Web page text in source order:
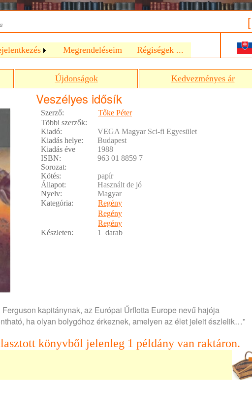
[
Megrendeléseim Régiségek ...
Újdonságok Kedvezményes ár
Veszélyes idősík
Szerző:
Tőke Péter
Többi szerzők:
Kiadó:
VEGA Magyar Sci-fi Egyesület
Kiadás helye:
Budapest
Kiadás éve
1988
ISBN:
963 01 8859 7
Sorozat:
Kötés:
papír
Állapot:
Használt de jó
Nyelv:
Magyar
Kategória:
Regény
Regény
Regény
Készleten:
1 darab
kapitánynak, az Európai Űrflotta Europe nevű hajója
ha olyan bolygóhoz érkeznek, amelyen az élet jeleit észlelik…”
könyvből jelenleg 1 példány van raktáron.